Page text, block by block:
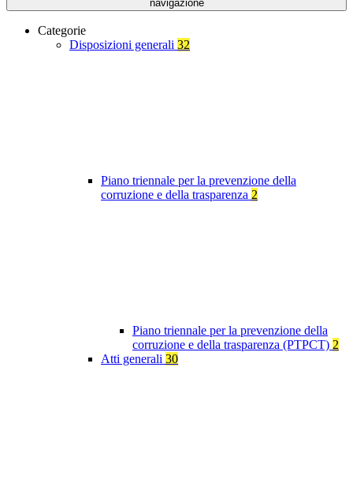
navigazione
Categorie
Disposizioni generali 32
Piano triennale per la prevenzione della
corruzione e della trasparenza 2
Piano triennale per la prevenzione della
corruzione e della trasparenza (PTPCT) 2
Atti generali 30